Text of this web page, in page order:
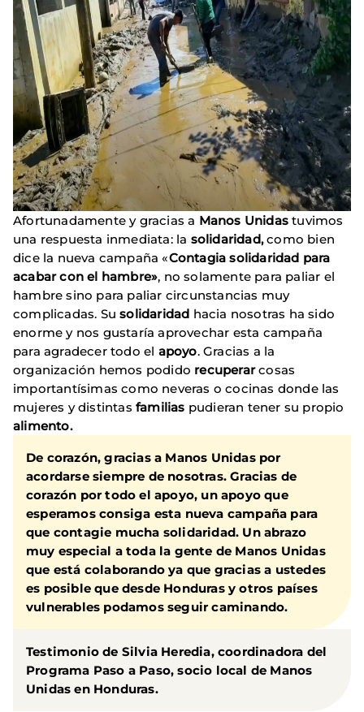
Afortunadamente y gracias a Manos Unidas tuvimos
una respuesta inmediata: la solidaridad,como bien
dice la nueva campaña «Contagia solidaridad para
acabar con el hambre», no solamente para paliar el
hambre sino para paliar circunstancias muy
complicadas. Susolidaridad hacia nosotras ha sido
enorme y nos gustaría aprovechar esta campaña
para agradecer todo el apoyo. Gracias a la
organización hemos podido recuperarcosas
importantísimas como neveras o cocinas donde las
mujeres y distintas familias pudieran tener su propio
alimento.
De corazón, gracias a Manos Unidas por
acordarse siempre de nosotras. Gracias de
corazón por todo el apoyo, un apoyo que
esperamos consiga esta nueva campaña para
que contagie mucha solidaridad. Un abrazo
muy especial a toda la gente de Manos Unidas
que está colaborando ya que gracias a ustedes
es posible que desde Honduras y otros países
vulnerables podamos seguir caminando.
Testimonio de Silvia Heredia, coordinadora del
Programa Paso a Paso, socio local de Manos
Unidas en Honduras.